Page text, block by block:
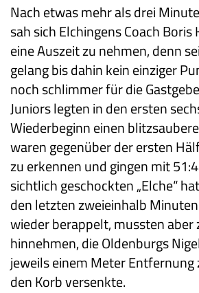
Nach etwas mehr als drei
sah sich Elchingens Coach
eine Auszeit zu nehmen, denn
gelang bis dahin kein einziger
noch schlimmer für die
Juniors legten in den ersten
Wiederbeginn einen
waren gegenüber der ersten
zu erkennen und gingen mit
sichtlich geschockten „Elche“
den letzten zweieinhalb
wieder berappelt, mussten aber
hinnehmen, die Oldenburgs
jeweils einem Meter Entfernung
den Korb versenkte.